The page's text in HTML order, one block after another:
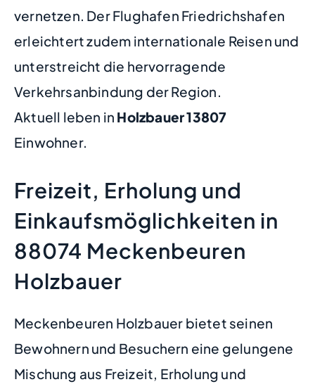
vernetzen. Der Flughafen Friedrichshafen
erleichtert zudem internationale Reisen und
unterstreicht die hervorragende
Verkehrsanbindung der Region.
Aktuell leben in Holzbauer13807
Einwohner.
Freizeit, Erholung und
Einkaufsmöglichkeiten in
88074 Meckenbeuren
Holzbauer
Meckenbeuren Holzbauer bietet seinen
Bewohnern und Besuchern eine gelungene
Mischung aus Freizeit, Erholung und